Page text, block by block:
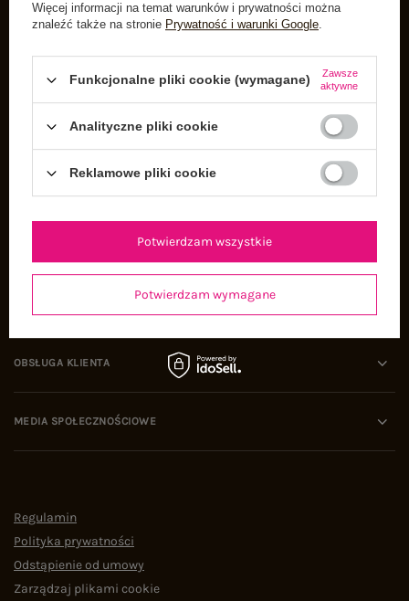
INFORMACJE O BUTIK
Listy zakupowe
Lista zakupionych produktów
Historia transakcji
OBSŁUGA KLIENTA
MEDIA SPOŁECZNOŚCIOWE
Regulamin
Polityka prywatności
Odstąpienie od umowy
Zarządzaj plikami cookie
Więcej informacji na temat warunków i prywatności można
znaleźć także na stronie Prywatność i warunki Google.
Funkcjonalne pliki cookie (wymagane)
Zawsze
aktywne
Analityczne pliki cookie
Reklamowe pliki cookie
Potwierdzam wymagane
Potwierdzam wszystkie